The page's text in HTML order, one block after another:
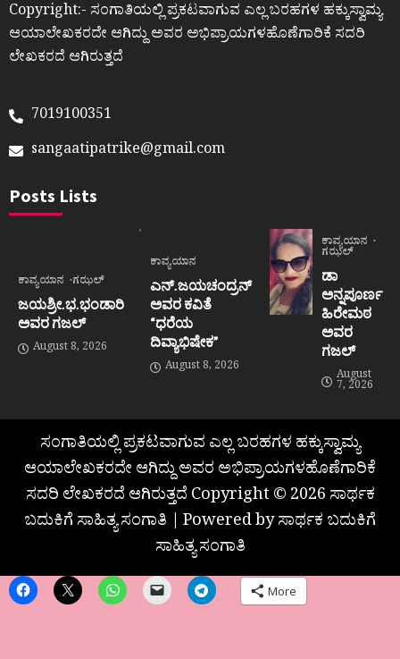
Copyright:- ಸಂಗಾತಿಯಲ್ಲಿ ಪ್ರಕಟವಾಗುವ ಎಲ್ಲ ಬರಹಗಳ ಹಕ್ಕುಸ್ವಾಮ್ಯ
ಆಯಾಲೇಖಕರದೇ ಆಗಿದ್ದು ಅವರ ಅಭಿಪ್ರಾಯಗಳಹೊಣೆಗಾರಿಕೆ ಸದರಿ
ಲೇಖಕರದೆ ಆಗಿರುತ್ತದೆ
7019100351
sangaatipatrike@gmail.com
Posts Lists
ಕಾವ್ಯಯಾನ ಗಝಲ್
ಜಯಶ್ರೀ.ಭ.ಭಂಡಾರಿ
ಅವರ ಗಜಲ್
August 8, 2026
ಕಾವ್ಯಯಾನ
ಎನ್.ಜಯಚಂದ್ರನ್
ಅವರ ಕವಿತೆ
“ಧರೆಯ
ದಿವ್ಯಾಭಿಷೇಕ”
August 8, 2026
ಕಾವ್ಯಯಾನ
ಗಝಲ್
ಡಾ
ಅನ್ನಪೂರ್ಣ
ಹಿರೇಮಠ
ಅವರ
ಗಜಲ್
August
7, 2026
ಸಂಗಾತಿಯಲ್ಲಿ ಪ್ರಕಟವಾಗುವ ಎಲ್ಲ ಬರಹಗಳ ಹಕ್ಕುಸ್ವಾಮ್ಯ
ಆಯಾಲೇಖಕರದೇ ಆಗಿದ್ದು ಅವರ ಅಭಿಪ್ರಾಯಗಳಹೊಣೆಗಾರಿಕೆ
ಸದರಿ ಲೇಖಕರದೆ ಆಗಿರುತ್ತದೆ Copyright © 2026 ಸಾರ್ಥಕ
ಬದುಕಿಗೆ ಸಾಹಿತ್ಯ ಸಂಗಾತಿ | Powered by ಸಾರ್ಥಕ ಬದುಕಿಗೆ
ಸಾಹಿತ್ಯ ಸಂಗಾತಿ
More